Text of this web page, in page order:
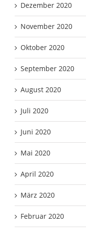
Dezember 2020
November 2020
Oktober 2020
September 2020
August 2020
Juli 2020
Juni 2020
Mai 2020
April 2020
März 2020
Februar 2020